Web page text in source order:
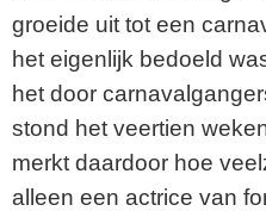
groeide uit tot een
het eigenlijk bedoeld
het door
stond het veertien
merkt daardoor hoe
alleen een actrice van